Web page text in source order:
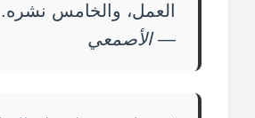
العمل، والخامس
—الأصمعي